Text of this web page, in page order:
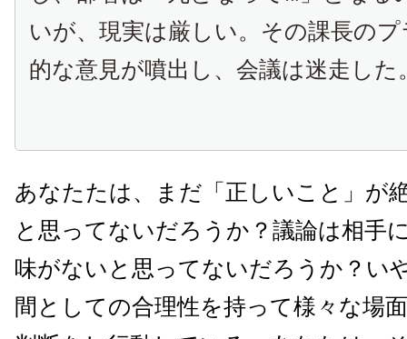
いが、現実は厳しい。その課長の
的な意見が噴出し、会議は迷走した
あなたたは、まだ「正しいこと」が
と思ってないだろうか？議論は相手
味がないと思ってないだろうか？い
間としての合理性を持って様々な場